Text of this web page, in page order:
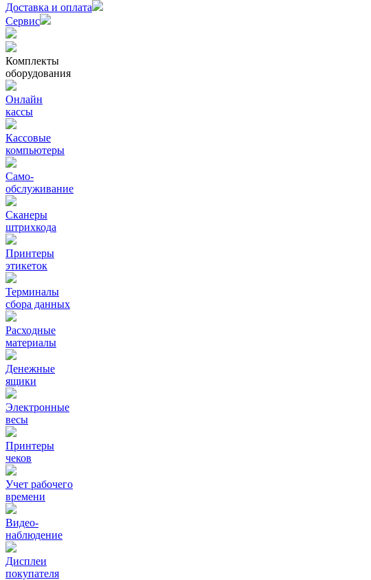
Доставка и оплата
Сервис
Комплекты
оборудования
Онлайн
кассы
Кассовые
компьютеры
Само-
обслуживание
Сканеры
штрихкода
Принтеры
этикеток
Терминалы
сбора данных
Расходные
материалы
Денежные
ящики
Электронные
весы
Принтеры
чеков
Учет рабочего
времени
Видео‑
наблюдение
Дисплеи
покупателя